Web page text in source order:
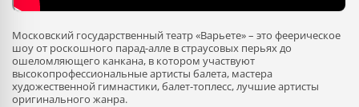
Московский государственный театр «Варьете» – это феерическое
шоу от роскошного парад-алле в страусовых перьях до
ошеломляющего канкана, в котором участвуют
высокопрофессиональные артисты балета, мастера
художественной гимнастики, балет-топлесс, лучшие артисты
оригинального жанра.